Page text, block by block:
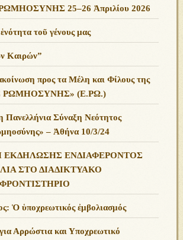
25–26 Ἀπριλίου 2026
τοῦ γένους μας
Καιρών”
προς τα Μέλη και Φίλους της
(Ε.ΡΩ.)
Πανελλήνια Σύναξη Νεότητος
– Ἀθήνα 10/3/24
ΕΝΔΙΑΦΕΡΟΝΤΟΣ
ΣΤΟ ΔΙΑΔΙΚΤΥΑΚΟ
Ὁ ὑποχρεωτικός ἐμβολιασμός
Αρρώστια και Υποχρεωτικό